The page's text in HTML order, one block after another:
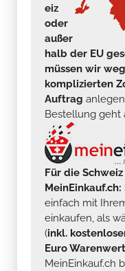
eiz
oder
außer
halb der EU
müssen wir
komplizierten
Auftrag
Bestellung geht
Für die
MeinEinkauf.ch:
einfach mit
einkaufen, als
(inkl.
Euro Warenwert
MeinEinkauf.ch